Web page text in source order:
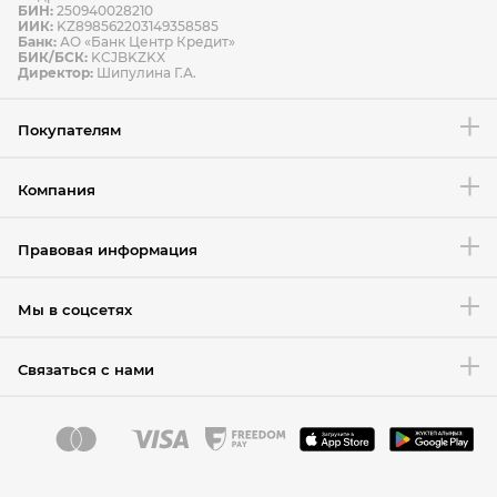
Условия возврата товара
БИН: 250940028210
ИИК: KZ898562203149358585
Банк: АО «Банк Центр Кредит»
БИК/БСК: KCJBKZKX
Директор: Шипулина Г.А.
Покупателям
Компания
Правовая информация
Мы в соцсетях
Связаться с нами